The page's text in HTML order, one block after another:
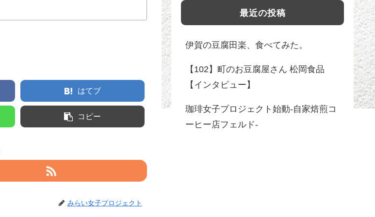
はてブ
コピー
みらい女子プロジェクト
最近の投稿
伊賀の豆腐田楽、食べてみた。
【102】町のお豆腐屋さん 松岡食品
【インタビュー】
珈琲女子プロジェクト始動-自家焙煎コ
ーヒー店フェルド-